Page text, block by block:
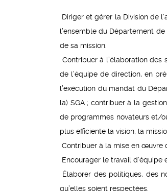
Diriger et gérer la Division de
l’ensemble du Département
de sa mission.
Contribuer à l’élaboration
de l’équipe de direction, en
l’exécution du mandat du
la) SGA ; contribuer à la
de programmes novateurs et/
plus efficiente la vision, la
Contribuer à la mise en œuvre
Encourager le travail d’équipe
Élaborer des politiques, des
qu’elles soient respectées.